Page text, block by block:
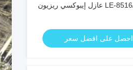
LE-8516/LH-8516 عازل إيبوكسي ريزيون
احصل على افضل سعر